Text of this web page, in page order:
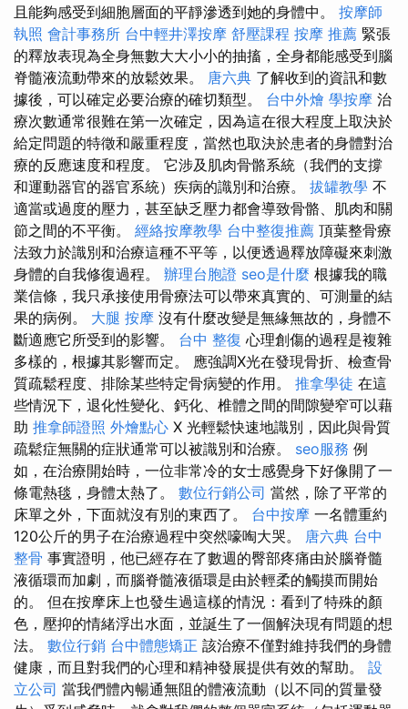
且能夠感受到細胞層面的平靜滲透到她的身體中。 按摩師
執照 會計事務所 台中輕井澤按摩 舒壓課程 按摩 推薦 緊張
的釋放表現為全身無數大大小小的抽搐，全身都能感受到腦
脊髓液流動帶來的放鬆效果。 唐六典 了解收到的資訊和數
據後，可以確定必要治療的確切類型。 台中外燴 學按摩 治
療次數通常很難在第一次確定，因為這在很大程度上取決於
給定問題的特徵和嚴重程度，當然也取決於患者的身體對治
療的反應速度和程度。 它涉及肌肉骨骼系統（我們的支撐
和運動器官的器官系統）疾病的識別和治療。 拔罐教學 不
適當或過度的壓力，甚至缺乏壓力都會導致骨骼、肌肉和關
節之間的不平衡。 經絡按摩教學 台中整復推薦 頂葉整骨療
法致力於識別和治療這種不平等，以便透過釋放障礙來刺激
身體的自我修復過程。 辦理台胞證 seo是什麼 根據我的職
業信條，我只承接使用骨療法可以帶來真實的、可測量的結
果的病例。 大腿 按摩 沒有什麼改變是無緣無故的，身體不
斷適應它所受到的影響。 台中 整復 心理創傷的過程是複雜
多樣的，根據其影響而定。 應強調X光在發現骨折、檢查骨
質疏鬆程度、排除某些特定骨病變的作用。 推拿學徒 在這
些情況下，退化性變化、鈣化、椎體之間的間隙變窄可以藉
助 推拿師證照 外燴點心 X 光輕鬆快速地識別，因此與骨質
疏鬆症無關的症狀通常可以被識別和治療。 seo服務 例
如，在治療開始時，一位非常冷的女士感覺身下好像開了一
條電熱毯，身體太熱了。 數位行銷公司 當然，除了平常的
床單之外，下面就沒有別的東西了。 台中按摩 一名體重約
120公斤的男子在治療過程中突然嚎啕大哭。 唐六典 台中
整骨 事實證明，他已經存在了數週的臀部疼痛由於腦脊髓
液循環而加劇，而腦脊髓液循環是由於輕柔的觸摸而開始
的。 但在按摩床上也發生過這樣的情況：看到了特殊的顏
色，壓抑的情緒浮出水面，並誕生了一個解決現有問題的想
法。 數位行銷 台中體態矯正 該治療不僅對維持我們的身體
健康，而且對我們的心理和精神發展提供有效的幫助。 設
立公司 當我們體內暢通無阻的體液流動（以不同的質量發